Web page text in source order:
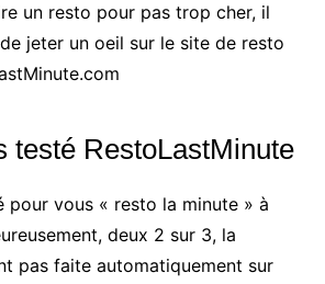
un resto pour pas trop cher, il
jeter un oeil sur le site de resto
testé RestoLastMinute
pour vous « resto la minute » à
deux 2 sur 3, la
pas faite automatiquement sur